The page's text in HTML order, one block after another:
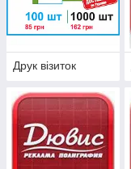
Друк візиток